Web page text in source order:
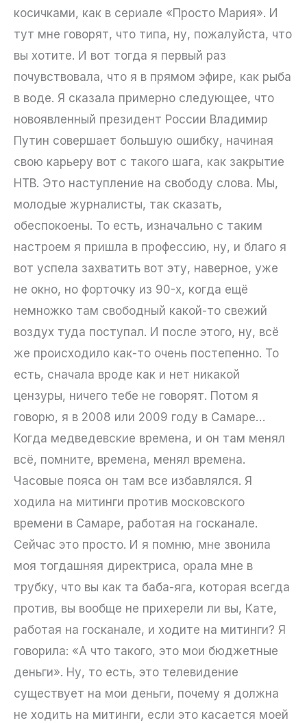
косичками, как в сериале «Просто Мария». И
тут мне говорят, что типа, ну, пожалуйста, что
вы хотите. И вот тогда я первый раз
почувствовала, что я в прямом эфире, как рыба
в воде. Я сказала примерно следующее, что
новоявленный президент России Владимир
Путин совершает большую ошибку, начиная
свою карьеру вот с такого шага, как закрытие
НТВ. Это наступление на свободу слова. Мы,
молодые журналисты, так сказать,
обеспокоены. То есть, изначально с таким
настроем я пришла в профессию, ну, и благо я
вот успела захватить вот эту, наверное, уже
не окно, но форточку из 90-х, когда ещё
немножко там свободный какой-то свежий
воздух туда поступал. И после этого, ну, всё
же происходило как-то очень постепенно. То
есть, сначала вроде как и нет никакой
цензуры, ничего тебе не говорят. Потом я
говорю, я в 2008 или 2009 году в Самаре…
Когда медведевские времена, и он там менял
всё, помните, времена, менял времена.
Часовые пояса он там все избавлялся. Я
ходила на митинги против московского
времени в Самаре, работая на госканале.
Сейчас это просто. И я помню, мне звонила
моя тогдашняя директриса, орала мне в
трубку, что вы как та баба-яга, которая всегда
против, вы вообще не прихерели ли вы, Кате,
работая на госканале, и ходите на митинги? Я
говорила: «А что такого, это мои бюджетные
деньги». Ну, то есть, это телевидение
существует на мои деньги, почему я должна
не ходить на митинги, если это касается моей